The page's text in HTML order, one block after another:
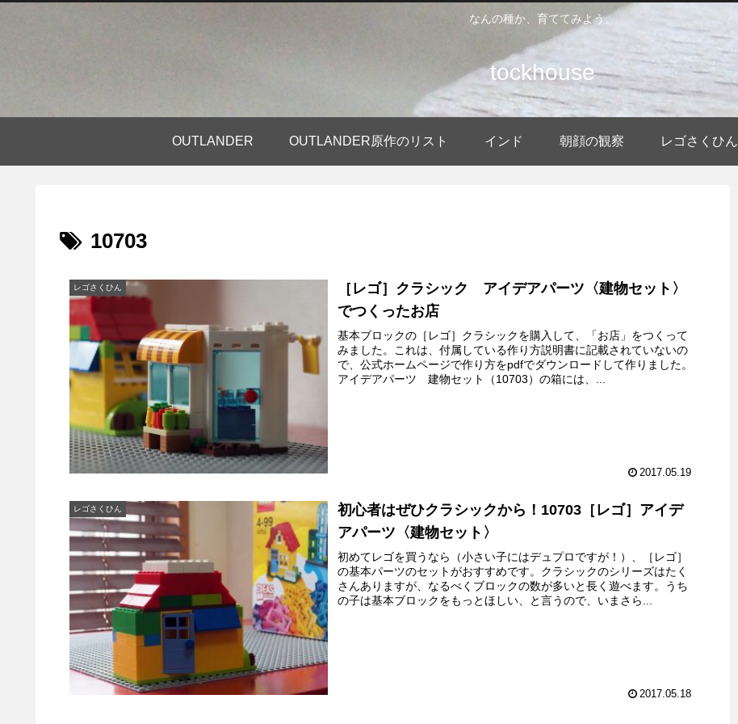
なんの種か、育ててみよう。
tockhouse
OUTLANDER OUTLANDER原作のリスト インド 朝顔の観察 レゴさくひん
10703
レゴさくひん
［レゴ］クラシック アイデアパーツ〈建物セット〉
でつくったお店
基本ブロックの［レゴ］クラシックを購入して、「お店」をつくって
みました。これは、付属している作り方説明書に記載されていないの
で、公式ホームページで作り方をpdfでダウンロードして作りました。
アイデアパーツ 建物セット（10703）の箱には、...
2017.05.19
レゴさくひん
初心者はぜひクラシックから！10703［レゴ］アイデ
アパーツ〈建物セット〉
初めてレゴを買うなら（小さい子にはデュプロですが！）、［レゴ］
の基本パーツのセットがおすすめです。クラシックのシリーズはたく
さんありますが、なるべくブロックの数が多いと長く遊べます。うち
の子は基本ブロックをもっとほしい、と言うので、いまさら...
2017.05.18